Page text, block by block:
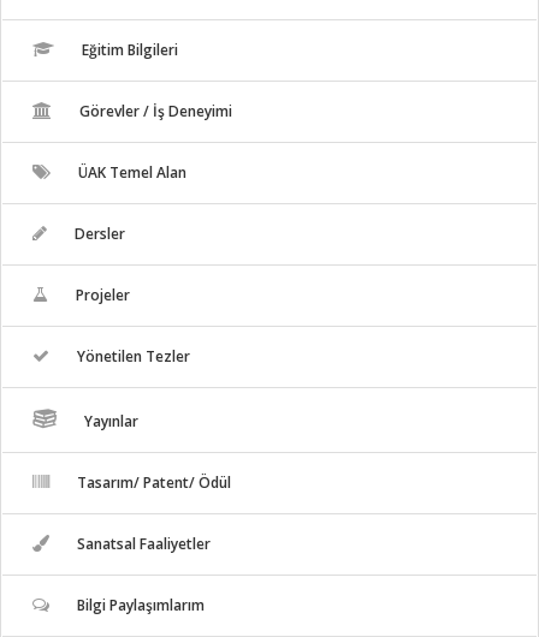
Eğitim Bilgileri
Görevler / İş Deneyimi
ÜAK Temel Alan
Dersler
Projeler
Yönetilen Tezler
Yayınlar
Tasarım/ Patent/ Ödül
Sanatsal Faaliyetler
Bilgi Paylaşımlarım